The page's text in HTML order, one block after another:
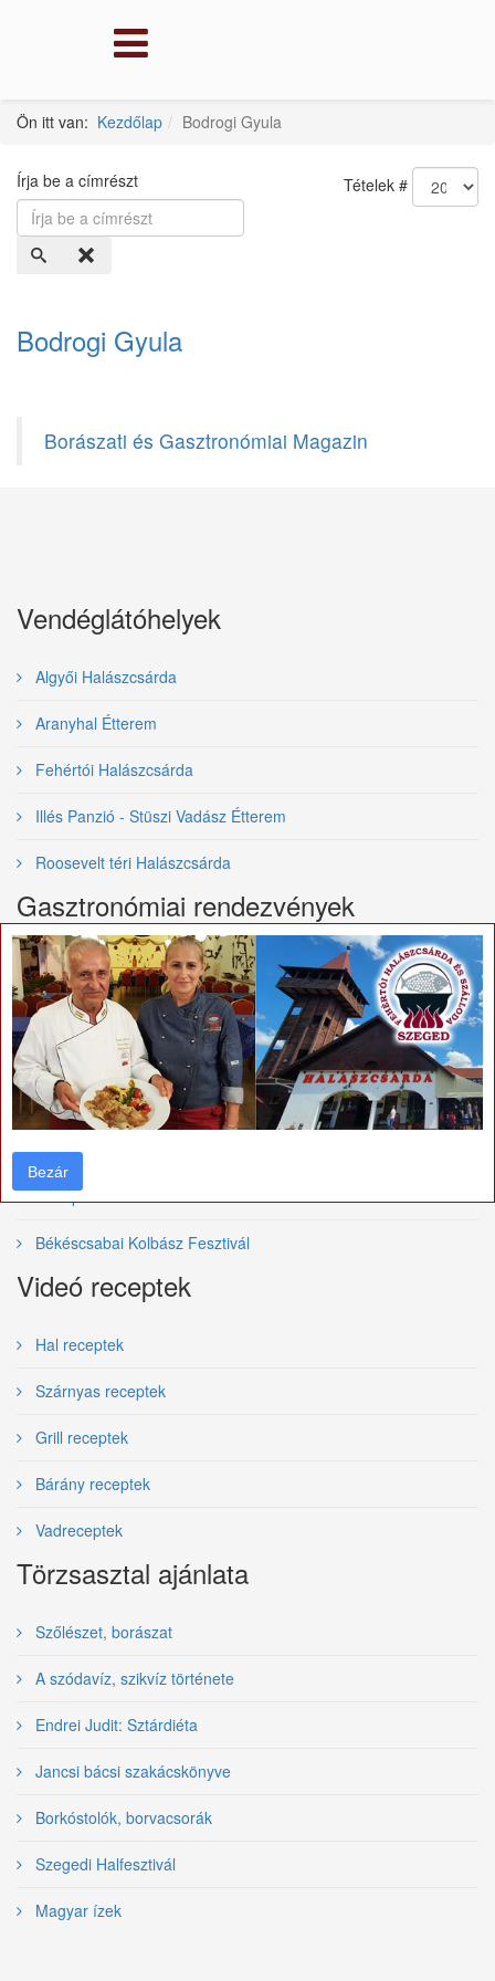
Ön itt van: Kezdőlap Bodrogi Gyula
Írja be a címrészt Tételek #
Bodrogi Gyula
Borászati és Gasztronómiai Magazin
Vendéglátóhelyek
Algyői Halászcsárda
Aranyhal Étterem
Fehértói Halászcsárda
Illés Panzió - Stüszi Vadász Étterem
Roosevelt téri Halászcsárda
Gasztronómiai rendezvények
Nemzetközi Tiszai Halfesztivál
Bajai Halfőző Fesztivál
Szegedi Borfesztivál
Villányi vörösborfesztivál
Tolcsvai Borfesztivál
Budapesti Borfesztivál
Békéscsabai Kolbász Fesztivál
Videó receptek
Hal receptek
Szárnyas receptek
Grill receptek
Bárány receptek
Vadreceptek
Törzsasztal ajánlata
Szőlészet, borászat
A szódavíz, szikvíz története
Endrei Judit: Sztárdiéta
Jancsi bácsi szakácskönyve
Borkóstolók, borvacsorák
Szegedi Halfesztivál
Magyar ízek
×
Bezár
Bezár